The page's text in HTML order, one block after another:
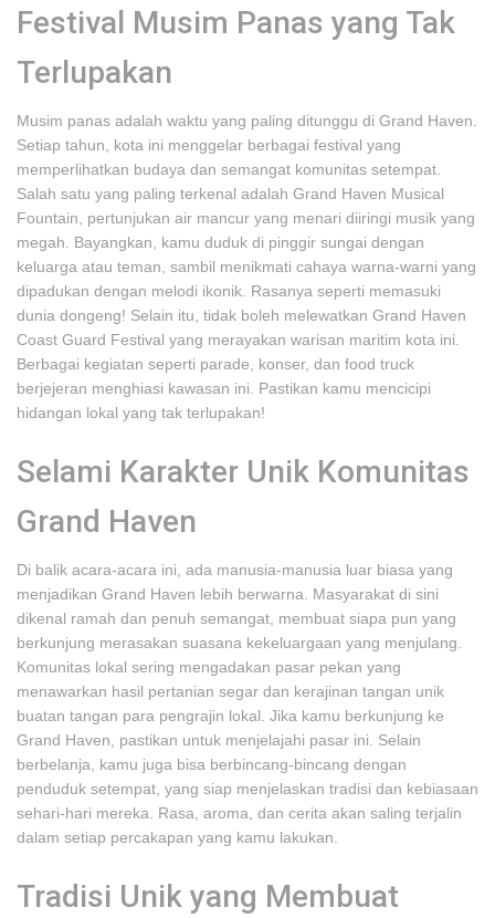
Festival Musim Panas yang Tak
Terlupakan
Musim panas adalah waktu yang paling ditunggu di Grand Haven.
Setiap tahun, kota ini menggelar berbagai festival yang
memperlihatkan budaya dan semangat komunitas setempat.
Salah satu yang paling terkenal adalah Grand Haven Musical
Fountain, pertunjukan air mancur yang menari diiringi musik yang
megah. Bayangkan, kamu duduk di pinggir sungai dengan
keluarga atau teman, sambil menikmati cahaya warna-warni yang
dipadukan dengan melodi ikonik. Rasanya seperti memasuki
dunia dongeng! Selain itu, tidak boleh melewatkan Grand Haven
Coast Guard Festival yang merayakan warisan maritim kota ini.
Berbagai kegiatan seperti parade, konser, dan food truck
berjejeran menghiasi kawasan ini. Pastikan kamu mencicipi
hidangan lokal yang tak terlupakan!
Selami Karakter Unik Komunitas
Grand Haven
Di balik acara-acara ini, ada manusia-manusia luar biasa yang
menjadikan Grand Haven lebih berwarna. Masyarakat di sini
dikenal ramah dan penuh semangat, membuat siapa pun yang
berkunjung merasakan suasana kekeluargaan yang menjulang.
Komunitas lokal sering mengadakan pasar pekan yang
menawarkan hasil pertanian segar dan kerajinan tangan unik
buatan tangan para pengrajin lokal. Jika kamu berkunjung ke
Grand Haven, pastikan untuk menjelajahi pasar ini. Selain
berbelanja, kamu juga bisa berbincang-bincang dengan
penduduk setempat, yang siap menjelaskan tradisi dan kebiasaan
sehari-hari mereka. Rasa, aroma, dan cerita akan saling terjalin
dalam setiap percakapan yang kamu lakukan.
Tradisi Unik yang Membuat